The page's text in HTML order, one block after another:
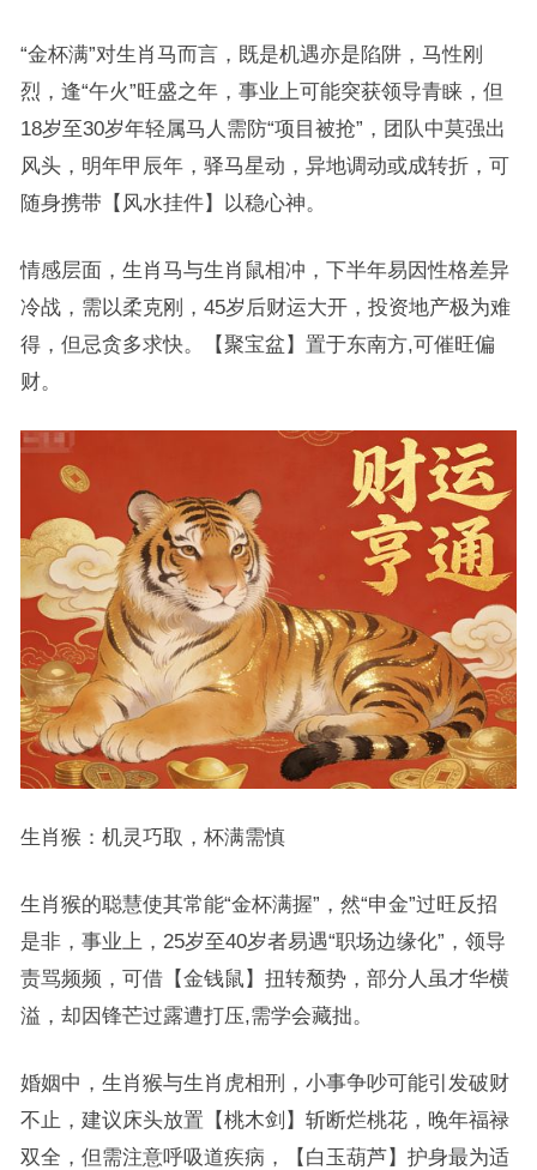
“金杯满”对生肖马而言，既是机遇亦是陷阱，马性刚
烈，逢“午火”旺盛之年，事业上可能突获领导青睐，但
18岁至30岁年轻属马人需防“项目被抢”，团队中莫强出
风头，明年甲辰年，驿马星动，异地调动或成转折，可
随身携带【风水挂件】以稳心神。
情感层面，生肖马与生肖鼠相冲，下半年易因性格差异
冷战，需以柔克刚，45岁后财运大开，投资地产极为难
得，但忌贪多求快。【聚宝盆】置于东南方,可催旺偏
财。
生肖猴：机灵巧取，杯满需慎
生肖猴的聪慧使其常能“金杯满握”，然“申金”过旺反招
是非，事业上，25岁至40岁者易遇“职场边缘化”，领导
责骂频频，可借【金钱鼠】扭转颓势，部分人虽才华横
溢，却因锋芒过露遭打压,需学会藏拙。
婚姻中，生肖猴与生肖虎相刑，小事争吵可能引发破财
不止，建议床头放置【桃木剑】斩断烂桃花，晚年福禄
双全，但需注意呼吸道疾病，【白玉葫芦】护身最为适